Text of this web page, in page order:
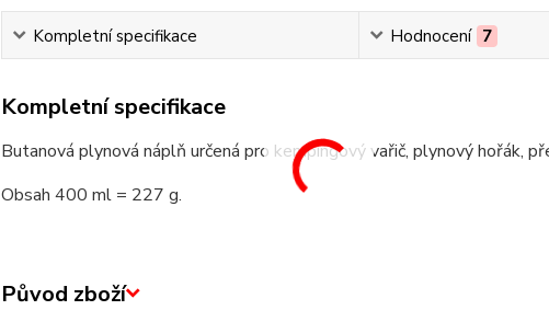
Kompletní specifikace Hodnocení 7
Kompletní specifikace
Butanová plynová náplň určená pro kempingový vařič, plynový hořák,
Obsah 400 ml = 227 g.
Původ zboží